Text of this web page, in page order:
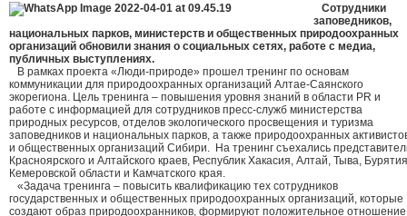
Сотрудники
заповедников,
национальных парков, министерств и общественных природоохранных
организаций обновили знания о социальных сетях, работе с медиа,
публичных выступлениях.
В рамках проекта «Люди-природе» прошел тренинг по основам
коммуникации для природоохранных организаций Алтае-Саянского
экорегиона. Цель тренинга – повышения уровня знаний в области PR и
работе с информацией для сотрудников пресс-служб министерства
природных ресурсов, отделов экологического просвещения и туризма
заповедников и национальных парков, а также природоохранных
и общественных организаций Сибири. На тренинг съехались
Красноярского и Алтайского краев, Республик Хакасия, Алтай, Тыва,
Кемеровской области и Камчатского края.
«Задача тренинга – повысить квалификацию тех сотрудников
государственных и общественных природоохранных организаций, которые
создают образ природоохранников, формируют положительное отношение